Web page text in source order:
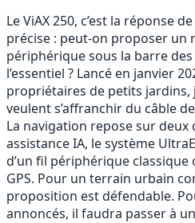
Le ViAX 250, c’est la réponse
précise : peut-on proposer un
périphérique sous la barre
l’essentiel ? Lancé en janvier
propriétaires de petits jardins,
veulent s’affranchir du câble
La navigation repose sur deux
assistance IA, le système
d’un fil périphérique classique
GPS. Pour un terrain urbain
proposition est défendable.
annoncés, il faudra passer à